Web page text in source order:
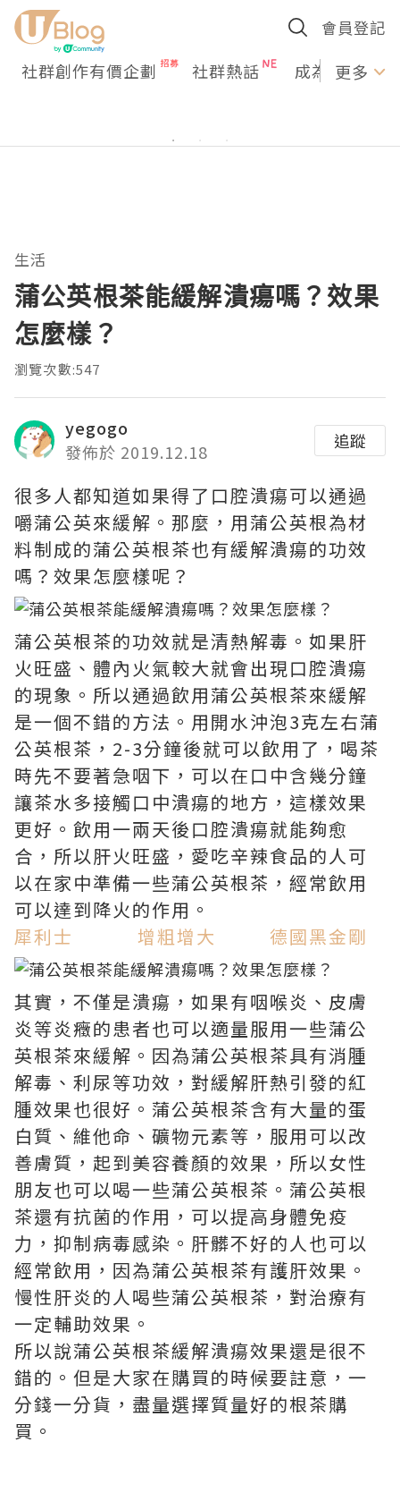
會員登記
社群創作有價企劃 社群熱話 成為U更多
生活
蒲公英根茶能緩解潰瘍嗎？效果
怎麼樣？
瀏覽次數:547
yegogo
發佈於 2019.12.18
追蹤
很多人都知道如果得了口腔潰瘍可以通過
嚼蒲公英來緩解。那麼，用蒲公英根為材
料制成的蒲公英根茶也有緩解潰瘍的功效
嗎？效果怎麼樣呢？
蒲公英根茶的功效就是清熱解毒。如果肝
火旺盛、體內火氣較大就會出現口腔潰瘍
的現象。所以通過飲用蒲公英根茶來緩解
是一個不錯的方法。用開水沖泡3克左右蒲
公英根茶，2-3分鐘後就可以飲用了，喝茶
時先不要著急咽下，可以在口中含幾分鐘
讓茶水多接觸口中潰瘍的地方，這樣效果
更好。飲用一兩天後口腔潰瘍就能夠愈
合，所以肝火旺盛，愛吃辛辣食品的人可
以在家中準備一些蒲公英根茶，經常飲用
可以達到降火的作用。
犀利士
增粗增大 德國黑金剛
其實，不僅是潰瘍，如果有咽喉炎、皮膚
炎等炎癥的患者也可以適量服用一些蒲公
英根茶來緩解。因為蒲公英根茶具有消腫
解毒、利尿等功效，對緩解肝熱引發的紅
腫效果也很好。蒲公英根茶含有大量的蛋
白質、維他命、礦物元素等，服用可以改
善膚質，起到美容養顏的效果，所以女性
朋友也可以喝一些蒲公英根茶。蒲公英根
茶還有抗菌的作用，可以提高身體免疫
力，抑制病毒感染。肝髒不好的人也可以
經常飲用，因為蒲公英根茶有護肝效果。
慢性肝炎的人喝些蒲公英根茶，對治療有
一定輔助效果。
所以說蒲公英根茶緩解潰瘍效果還是很不
錯的。但是大家在購買的時候要註意，一
分錢一分貨，盡量選擇質量好的根茶購
買。